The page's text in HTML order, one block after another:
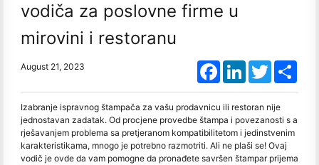
vodiča za poslovne firme u
mirovini i restoranu
August 21, 2023 FacebookLinkedInTwitter
Izabranje ispravnog štampača za vašu prodavnicu ili restoran nije
jednostavan zadatak. Od procjene provedbe štampa i povezanosti s a
rješavanjem problema sa pretjeranom kompatibilitetom i jedinstvenim
karakteristikama, mnogo je potrebno razmotriti. Ali ne plaši se! Ovaj
vodič je ovde da vam pomogne da pronađete savršen štampar prijema